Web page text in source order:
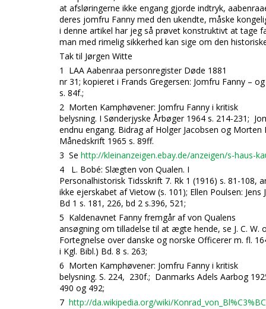
at afsløringerne ikke engang gjorde indtryk,
deres jomfru Fanny med den ukendte, måske
i denne artikel har jeg så prøvet konstruktivt at tage
man med rimelig sikkerhed kan sige om den
Tak til Jørgen Witte
1
LAA Aabenraa personregister Døde 1881
nr 31; kopieret i Frands Gregersen: Jomfru Fanny –
s. 84f.;
2 Morten Kamphøvener: Jomfru Fanny i kritisk
belysning. I Sønderjyske Årbøger 1964 s. 214-231;
endnu engang. Bidrag af Holger Jacobsen og Morten
Månedskrift 1965 s. 89ff.
3 Se http://kleinanzeigen.ebay.de/anzeigen/s-haus-
4 L. Bobé: Slægten von Qualen. I
Personalhistorisk Tidsskrift 7. Rk 1 (1916) s. 81-108,
ikke ejerskabet af Vietow (s. 101); Ellen Poulsen: Jens
Bd 1 s. 181, 226, bd 2 s.396, 521;
5 Kaldenavnet Fanny fremgår af von Qualens
ansøgning om tilladelse til at ægte hende, se J. C. W.
Fortegnelse over danske og norske Officerer m. fl.
i Kgl. Bibl.) Bd. 8 s. 263;
6 Morten Kamphøvener: Jomfru Fanny i kritisk
belysning. S. 224, 230f.; Danmarks Adels Aarbog
490 og 492;
7 http://da.wikipedia.org/wiki/